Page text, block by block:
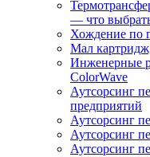
— что
Хождение по
Мал
Инженерные
ColorWave
Аутсорсинг
предприятий
Аутсорсинг
Аутсорсинг
Аутсорсинг